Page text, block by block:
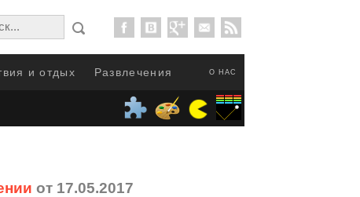
О НАС
и отдых Развлечения
от 17.05.2017